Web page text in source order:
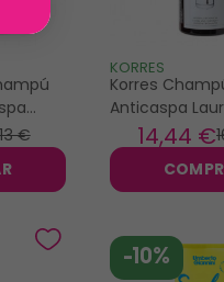
€
KORRES
Korres
Anticaspa
Equinácea
14,44 €
-10%